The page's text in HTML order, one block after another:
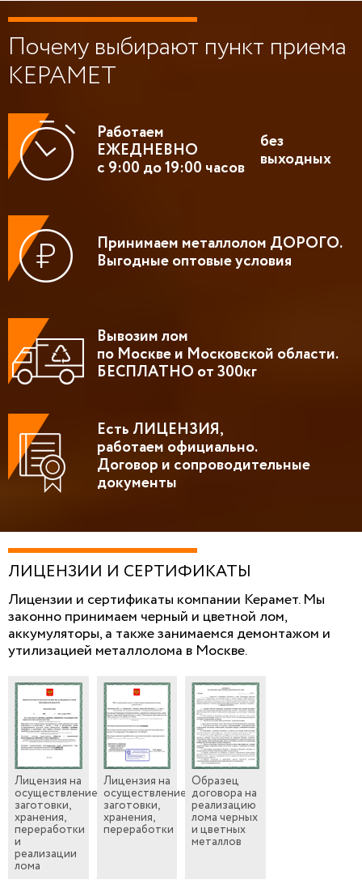
Почему выбирают пункт приема
КЕРАМЕТ
Работаем
ЕЖЕДНЕВНО
с 9:00 до 19:00 часов
без
выходных
Принимаем металлолом ДОРОГО.
Выгодные оптовые условия
Вывозим лом
по Москве и Московской области.
БЕСПЛАТНО от 300кг
Есть ЛИЦЕНЗИЯ,
работаем официально.
Договор и сопроводительные
документы
ЛИЦЕНЗИИ И СЕРТИФИКАТЫ
Лицензии и сертификаты компании Керамет. Мы
законно принимаем черный и цветной лом,
аккумуляторы, а также занимаемся демонтажом и
утилизацией металлолома в Москве.
Лицензия на
осуществление
заготовки,
хранения,
переработки
и
реализации
лома
Лицензия на
осуществление
заготовки,
хранения,
переработки
Образец
договора на
реализацию
лома черных
и цветных
металлов